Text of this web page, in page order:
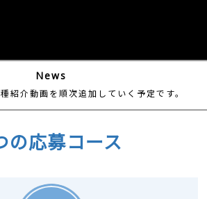
News
動画を順次追加していく予定です。
の応募コース